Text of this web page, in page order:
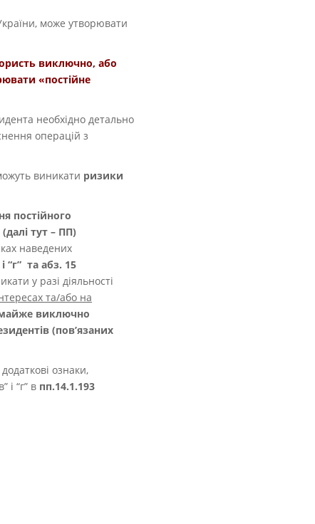
може утворювати
виключно, або
«постійне
необхідно детально
операцій з
виникати ризики
постійного
тут – ПП)
наведених
і “г” та абз. 15
у разі діяльності
та/або на
виключно
(пов’язаних
ознаки,
і “г” в пп.14.1.193